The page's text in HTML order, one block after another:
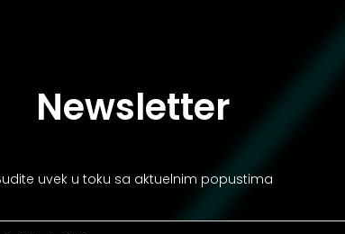
Newsletter
uvek u toku sa aktuelnim popustima